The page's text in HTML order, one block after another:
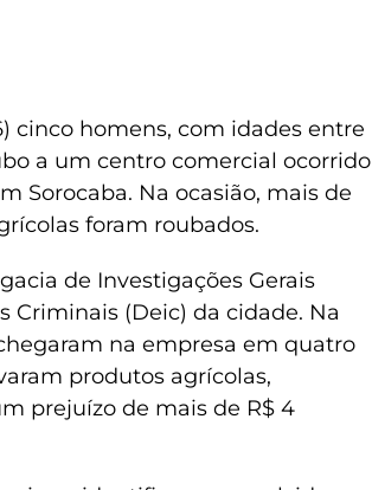
cinco homens, com idades entre
a um centro comercial ocorrido
Sorocaba. Na ocasião, mais de
foram roubados.
de Investigações Gerais
Criminais (Deic) da cidade. Na
na empresa em quatro
produtos agrícolas,
prejuízo de mais de R$ 4